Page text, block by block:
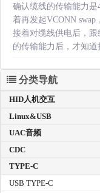
确认缆线的传输能力
着再发起VCONN
接着对缆线供电后，
的传输能力后，才知
分类导航
HID人机交互
Linux&USB
UAC音频
CDC
TYPE-C
USB TYPE-C